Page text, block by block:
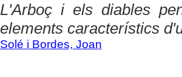
L'Arboç i els diables
elements característics
Solé i Bordes, Joan